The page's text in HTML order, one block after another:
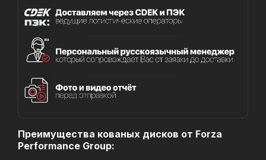
Преимущества кованых дисков от Forza
Performance Group: